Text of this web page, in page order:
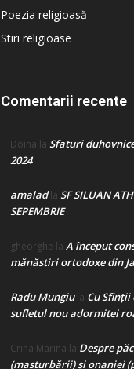
Poezia religioasă
Stiri religioase
Comentarii recente
Doina la Sfaturi
2024
amaladla SF SILUAN
SEPEMBRIE
gheorghe la A început
mănăstiri ortodoxe din
Radu Mungiula Cu Sfinții
sufletul nou adormitei
Crina Marina la Despre
(masturbării) şi onaniei